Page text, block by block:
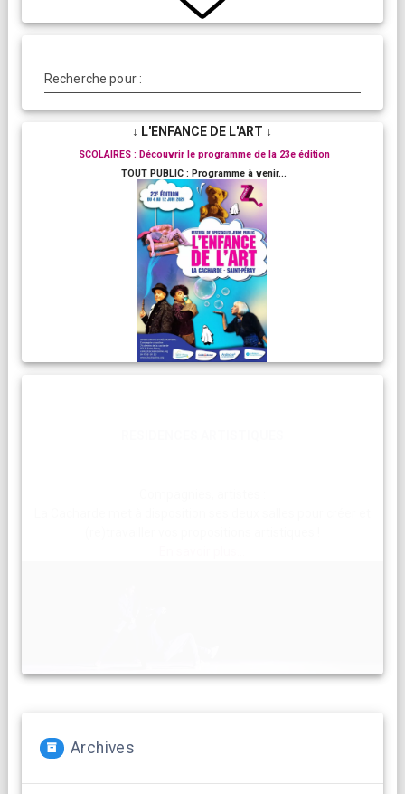
Recherche pour :
↓ L'ENFANCE DE L'ART ↓
SCOLAIRES : Découvrir le programme de la 23e édition
TOUT PUBLIC : Programme à venir...
Archives